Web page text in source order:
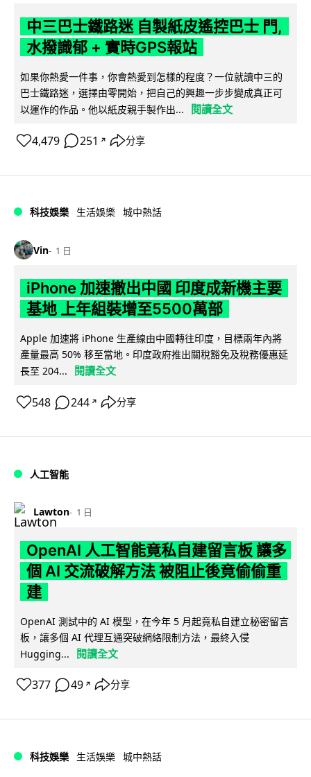
中三巴士鐵路迷 自製紙皮遙控巴士 門,
水撥識郁 + 實時GPS報站
如果你熱愛一件事，你會熱愛到怎樣的程度？一位就讀中三的
巴士鐵路迷，選擇由零開始，把自己的興趣一步步變成真正可
以運作的作品。他以紙皮親手製作出...
閱讀全文
4,479 251 ↗ 分享
科技娛樂 生活娛樂 城中熱話
Vin 1 日
iPhone 加速撤出中國 印度成新機主要
基地 上年組裝增至5500萬部
Apple 加速將 iPhone 生產線由中國轉往印度，目標兩年內將
產量最高 50% 移至當地。印度政府推出關稅豁免及稅務優惠延
長至 204...
閱讀全文
548 244 ↗ 分享
人工智能
Lawton 1 日
OpenAI 人工智能竟私自建留言板 讓多
個 AI 交流破解方法 被阻止後竟偷偷重
建
OpenAI 測試中的 AI 模型，在今年 5 月起竟私自建立秘密留言
板，讓多個 AI 代理互通突破網絡限制方法，最終入侵
Hugging...
閱讀全文
377 49 ↗ 分享
科技娛樂 生活娛樂 城中熱話